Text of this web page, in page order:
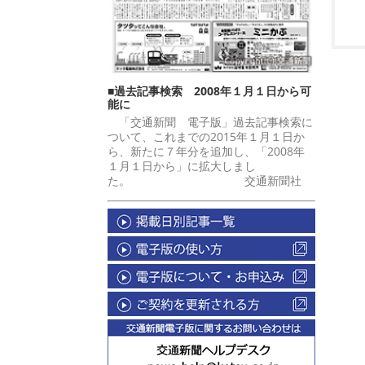
■過去記事検索 2008年１月１日から可
能に
「交通新聞 電子版」過去記事検索に
ついて、これまでの2015年１月１日か
ら、新たに７年分を追加し、「2008年
１月１日から」に拡大しまし
た。 交通新聞社